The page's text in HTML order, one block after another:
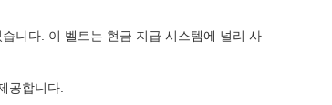
니다. 이 벨트는 현금 지급 시스템에 널리 사
공합니다.